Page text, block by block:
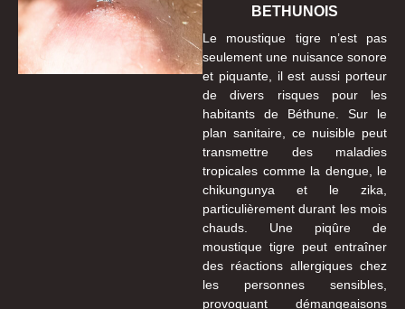
BETHUNOIS
Le moustique tigre n’est pas
seulement une nuisance sonore
et piquante, il est aussi porteur
de divers risques pour les
habitants de Béthune. Sur le
plan sanitaire, ce nuisible peut
transmettre des maladies
tropicales comme la dengue, le
chikungunya et le zika,
particulièrement durant les mois
chauds. Une piqûre de
moustique tigre peut entraîner
des réactions allergiques chez
les personnes sensibles,
provoquant démangeaisons